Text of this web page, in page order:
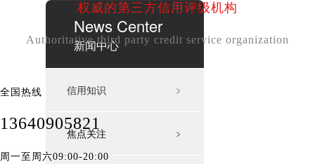
权威的第三方信用评级机构
Authoritative third party credit service organization
全国热线
13640905821
周一至周六09:00-20:00
News Center
新闻中心
信用知识 ﹥
焦点关注 ﹥